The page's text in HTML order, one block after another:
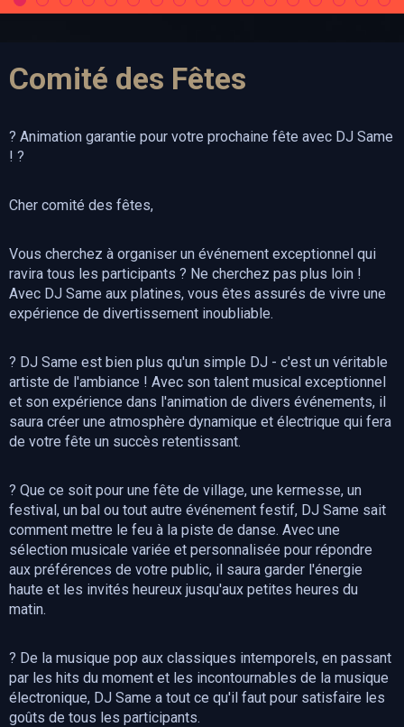
Comité des Fêtes
? Animation garantie pour votre prochaine fête avec DJ Same
! ?
Cher comité des fêtes,
Vous cherchez à organiser un événement exceptionnel qui
ravira tous les participants ? Ne cherchez pas plus loin !
Avec DJ Same aux platines, vous êtes assurés de vivre une
expérience de divertissement inoubliable.
? DJ Same est bien plus qu'un simple DJ - c'est un véritable
artiste de l'ambiance ! Avec son talent musical exceptionnel
et son expérience dans l'animation de divers événements, il
saura créer une atmosphère dynamique et électrique qui fera
de votre fête un succès retentissant.
? Que ce soit pour une fête de village, une kermesse, un
festival, un bal ou tout autre événement festif, DJ Same sait
comment mettre le feu à la piste de danse. Avec une
sélection musicale variée et personnalisée pour répondre
aux préférences de votre public, il saura garder l'énergie
haute et les invités heureux jusqu'aux petites heures du
matin.
? De la musique pop aux classiques intemporels, en passant
par les hits du moment et les incontournables de la musique
électronique, DJ Same a tout ce qu'il faut pour satisfaire les
goûts de tous les participants.